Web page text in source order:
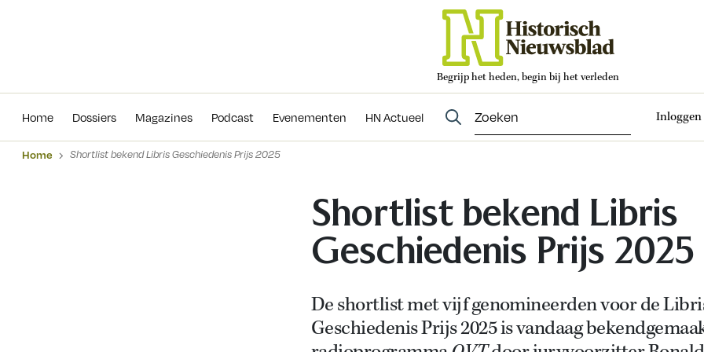
Begrijp het heden, begin bij het verleden
Home Dossiers Magazines Podcast Evenementen HN Actueel Inloggen
Evenementen
Home Shortlist bekend Libris Geschiedenis Prijs 2025
Shortlist bekend Libris
Geschiedenis Prijs 2025
De shortlist met vijf genomineerden voor de
Geschiedenis Prijs 2025 is vandaag